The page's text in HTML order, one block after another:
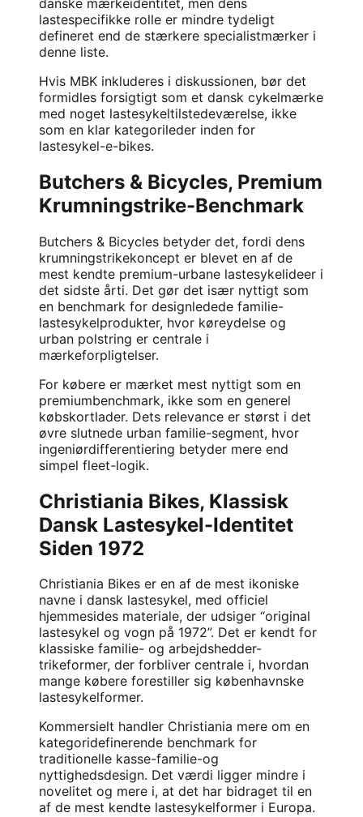
lastespecifikke rolle er mindre tydeligt
defineret end de stærkere specialistmærker i
denne liste.
Hvis MBK inkluderes i diskussionen, bør det
formidles forsigtigt som et dansk cykelmærke
med noget lastesykeltilstedeværelse, ikke
som en klar kategorileder inden for
lastesykel-e-bikes.
Butchers & Bicycles, Premium
Krumningstrike-Benchmark
Butchers & Bicycles betyder det, fordi dens
krumningstrikekoncept er blevet en af de
mest kendte premium-urbane lastesykelideer i
det sidste årti. Det gør det især nyttigt som
en benchmark for designledede familie-
lastesykelprodukter, hvor køreydelse og
urban polstring er centrale i
mærkeforpligtelser.
For købere er mærket mest nyttigt som en
premiumbenchmark, ikke som en generel
købskortlader. Dets relevance er størst i det
øvre slutnede urban familie-segment, hvor
ingeniørdifferentiering betyder mere end
simpel fleet-logik.
Christiania Bikes, Klassisk
Dansk Lastesykel-Identitet
Siden 1972
Christiania Bikes er en af de mest ikoniske
navne i dansk lastesykel, med officiel
hjemmesides materiale, der udsiger “original
lastesykel og vogn på 1972”. Det er kendt for
klassiske familie- og arbejdshedder-
trikeformer, der forbliver centrale i, hvordan
mange købere forestiller sig københavnske
lastesykelformer.
Kommersielt handler Christiania mere om en
kategoridefinerende benchmark for
traditionelle kasse-familie-og
nyttighedsdesign. Det værdi ligger mindre i
novelitet og mere i, at det har bidraget til en
af de mest kendte lastesykelformer i Europa.